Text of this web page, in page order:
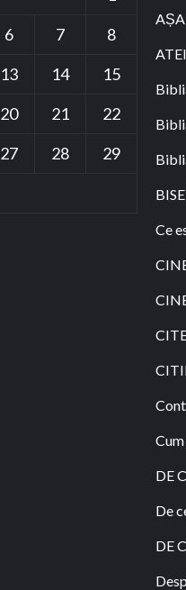
6 7
8
13 14
15
20 21
22
27 28
29
Ce
DE
De
DE